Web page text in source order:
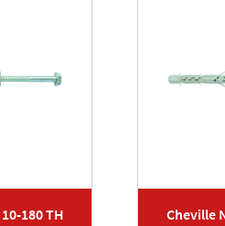
180 TH Cheville